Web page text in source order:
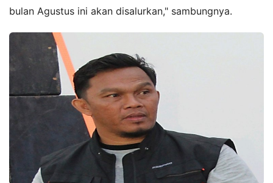
bulan Agustus ini akan disalurkan," sambungnya.